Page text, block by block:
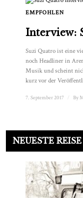
EMPFOHLEN
Interview:
Suzi Quatro ist eine
noch Headliner in
Musik und scheint
kurz vor der
7. September 2017 By
NEUESTE REISE